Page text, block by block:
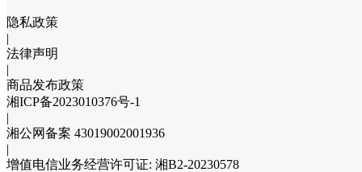
隐私政策
|
法律声明
|
商品发布政策
湘ICP备2023010376号-1
|
湘公网备案 43019002001936
|
增值电信业务经营许可证: 湘B2-20230578